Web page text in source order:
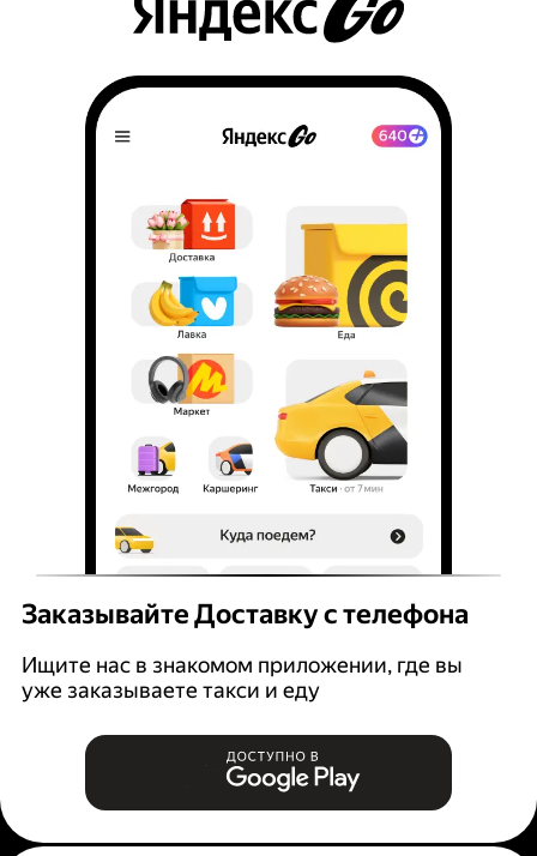
Заказывайте Доставку с телефона
Ищите нас в знакомом приложении, где вы
уже заказываете такси и еду